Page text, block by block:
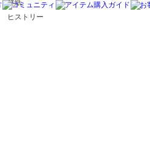
壁紙
ヒストリー